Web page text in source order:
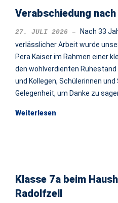
Verabschiedung
27. JULI 2026
Nach 33
verlässlicher Arbeit wurde
Pera Kaiser im Rahmen einer
den wohlverdienten
und Kollegen, Schülerinnen
Gelegenheit, um Danke zu
Weiterlesen
Klasse 7a beim
Radolfzell